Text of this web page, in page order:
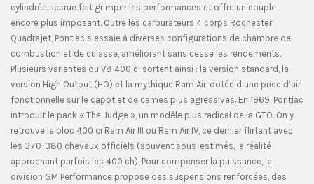
cylindrée accrue fait grimper les performances et offre un couple
encore plus imposant. Outre les carburateurs 4 corps Rochester
Quadrajet, Pontiac s’essaie à diverses configurations de chambre de
combustion et de culasse, améliorant sans cesse les rendements.
Plusieurs variantes du V8 400 ci sortent ainsi : la version standard, la
version High Output (HO) et la mythique Ram Air, dotée d’une prise d’air
fonctionnelle sur le capot et de cames plus agressives. En 1969, Pontiac
introduit le pack « The Judge », un modèle plus radical de la GTO. On y
retrouve le bloc 400 ci Ram Air III ou Ram Air IV, ce dernier flirtant avec
les 370-380 chevaux officiels (souvent sous-estimés, la réalité
approchant parfois les 400 ch). Pour compenser la puissance, la
division GM Performance propose des suspensions renforcées, des